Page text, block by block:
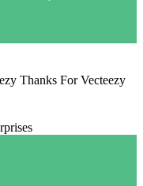
Thanks For Vecteezy